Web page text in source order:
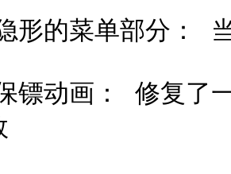
的菜单部分：
动画： 修复了